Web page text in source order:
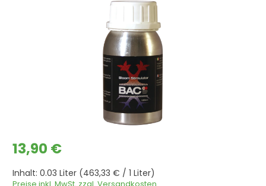
Regulärer Preis:
13,90 €
Inhalt: 0.03 Liter (463,33 € / 1 Liter)